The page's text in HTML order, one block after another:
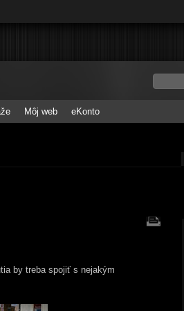
Môj web eKonto
by treba spojiť s nejakým